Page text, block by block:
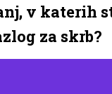
v katerih
za skrb?